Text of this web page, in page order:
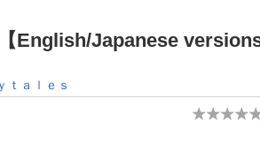
English/Japanese
ｔａｌｅｓ